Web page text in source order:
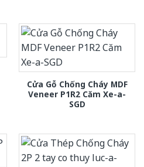
Cửa Gỗ Chống Cháy MDF
Veneer P1R2 Căm Xe-a-
SGD